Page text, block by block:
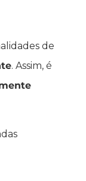
de
. Assim, é